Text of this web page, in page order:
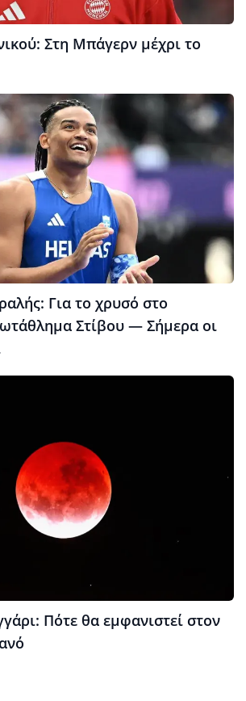
Στη Μπάγερν μέχρι το
Για το χρυσό στο
Στίβου — Σήμερα οι
Πότε θα εμφανιστεί στον